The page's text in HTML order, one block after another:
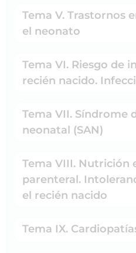
Tema V. Trastornos
el neonato
Tema VI. Riesgo de
recién nacido.
Tema VII. Síndrome
neonatal (SAN)
Tema VIII. Nutrición
parenteral.
el recién nacido
Tema IX.